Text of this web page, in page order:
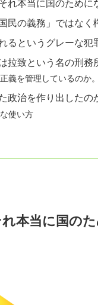
れ本当に国のために
民の義務」ではな
るというグレーな犯
拉致という名の刑務
義を管理しているのか。
政治を作り出したの
使い方
本当に国の